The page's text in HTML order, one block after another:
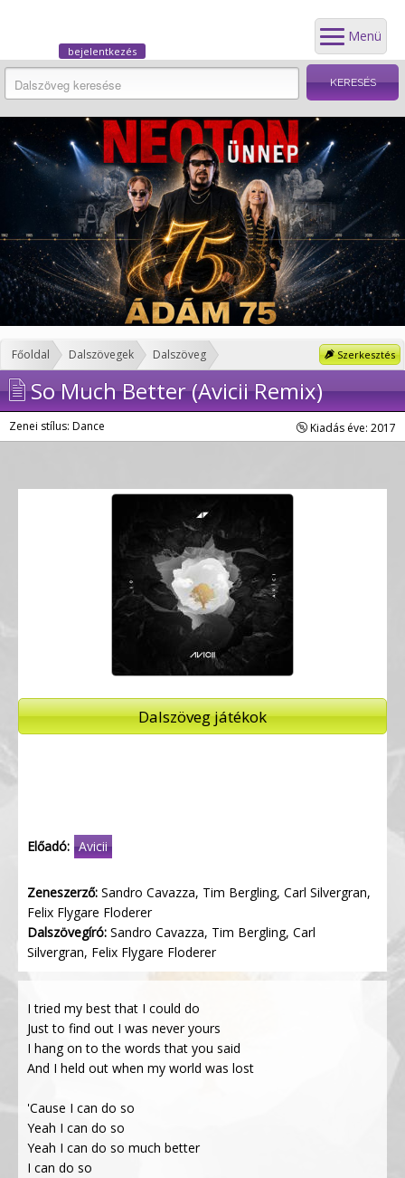
Menü
bejelentkezés
Szerkesztés
Főoldal Dalszövegek Dalszöveg
So Much Better (Avicii Remix)
Zenei stílus: Dance Kiadás éve: 2017
Dalszöveg játékok
Előadó: Avicii
Zeneszerző: Sandro Cavazza, Tim Bergling, Carl Silvergran,
Felix Flygare Floderer
Dalszövegíró: Sandro Cavazza, Tim Bergling, Carl
Silvergran, Felix Flygare Floderer
I tried my best that I could do
Just to find out I was never yours
I hang on to the words that you said
And I held out when my world was lost
'Cause I can do so
Yeah I can do so
Yeah I can do so much better
I can do so